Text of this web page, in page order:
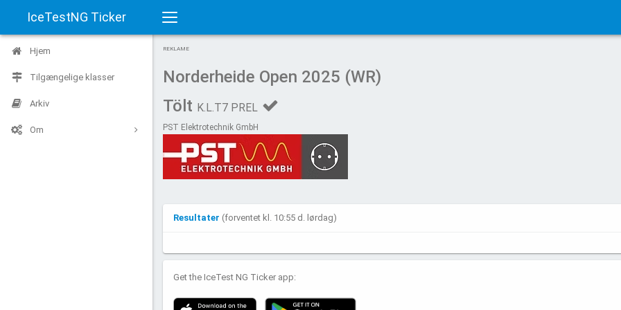
IceTestNG Ticker
Toggle
navigation
Hjem
Tilgængelige klasser
Arkiv
Om
REKLAME
Norderheide Open 2025 (WR)
Tölt K.L.T7 PREL
PST Elektrotechnik GmbH
Resultater (forventet kl. 10:55 d. lørdag)
Get the IceTest NG Ticker app: